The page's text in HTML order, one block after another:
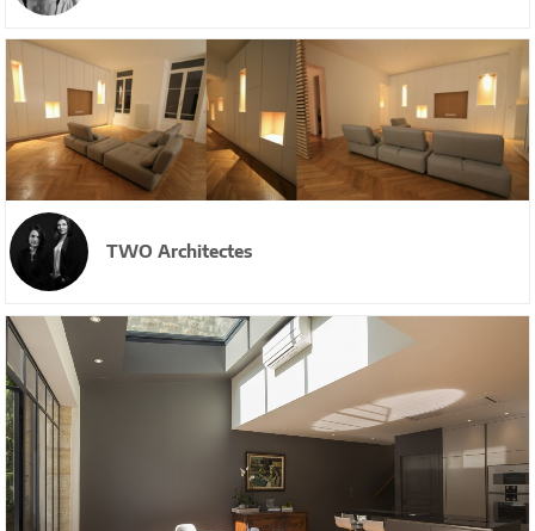
TWO Architectes